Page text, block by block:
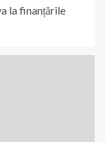
la finanțările